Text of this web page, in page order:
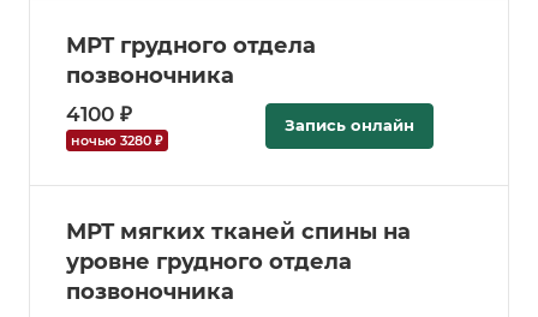
МРТ грудного отдела
позвоночника
4100 ₽
ночью 3280 ₽
Запись онлайн
МРТ мягких тканей спины на
уровне грудного отдела
позвоночника